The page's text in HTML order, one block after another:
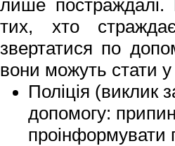
лише постраждалі.
тих, хто
звертатися по
вони можуть стати
Поліція (виклик
допомогу:
проінформувати